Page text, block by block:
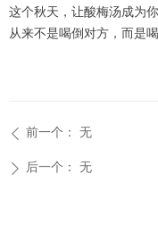
这个秋天，让酸梅汤成为
从来不是喝倒对方，而是
ꄴ 前一个： 无
ꄲ 后一个： 无